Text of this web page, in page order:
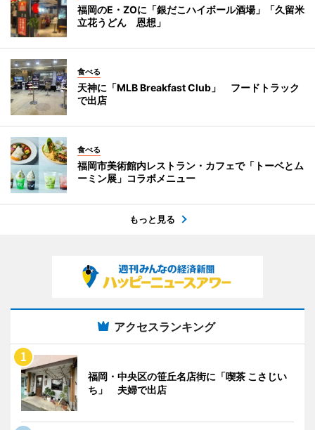
福岡のE・ZOに「銀だこハイボール酒場」「久留米
立花うどん 恩想」
食べる
天神に「MLB Breakfast Club」 フードトラック
で出店
食べる
福岡市美術館内レストラン・カフェで「トーベとム
ーミン展」コラボメニュー
もっと見る
アクセスランキング
福岡・中央区の笹丘名店街に「喫茶 こさじい
ち」 夫婦で出店